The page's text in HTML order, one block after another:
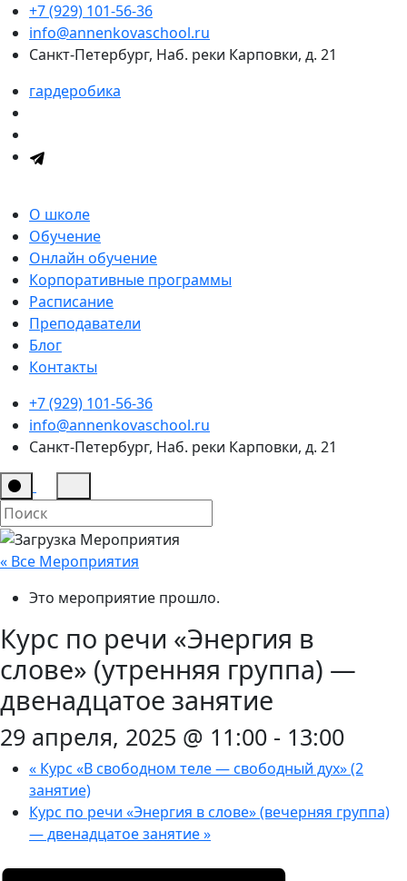
+7 (929) 101-56-36
info@annenkovaschool.ru
Санкт-Петербург, Наб. реки Карповки, д. 21
гардеробика
О школе
Обучение
Онлайн обучение
Корпоративные программы
Расписание
Преподаватели
Блог
Контакты
+7 (929) 101-56-36
info@annenkovaschool.ru
Санкт-Петербург, Наб. реки Карповки, д. 21
« Все Мероприятия
Это мероприятие прошло.
Курс по речи «Энергия в
слове» (утренняя группа) —
двенадцатое занятие
29 апреля, 2025 @ 11:00 - 13:00
« Курс «В свободном теле — свободный дух» (2
занятие)
Курс по речи «Энергия в слове» (вечерняя группа)
— двенадцатое занятие»